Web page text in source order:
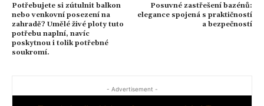
Potřebujete si zútulnit balkon
nebo venkovní posezení na
zahradě? Umělé živé ploty tuto
potřebu naplní, navíc
poskytnou i tolik potřebné
soukromí.
Posuvné zastřešení bazénů:
elegance spojená s praktičností
a bezpečností
- Advertisement -